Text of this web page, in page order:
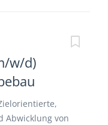
w/d)
Abwicklung von